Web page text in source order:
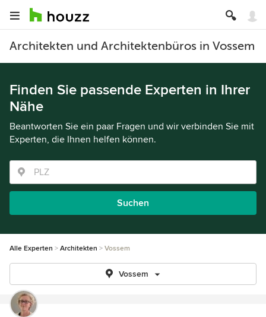
Architekten und Architektenbüros in Vossem
Finden Sie passende Experten in Ihrer
Nähe
Beantworten Sie ein paar Fragen und wir verbinden Sie mit
Experten, die Ihnen helfen können.
Suchen
Alle Experten Architekten Vossem
Vossem